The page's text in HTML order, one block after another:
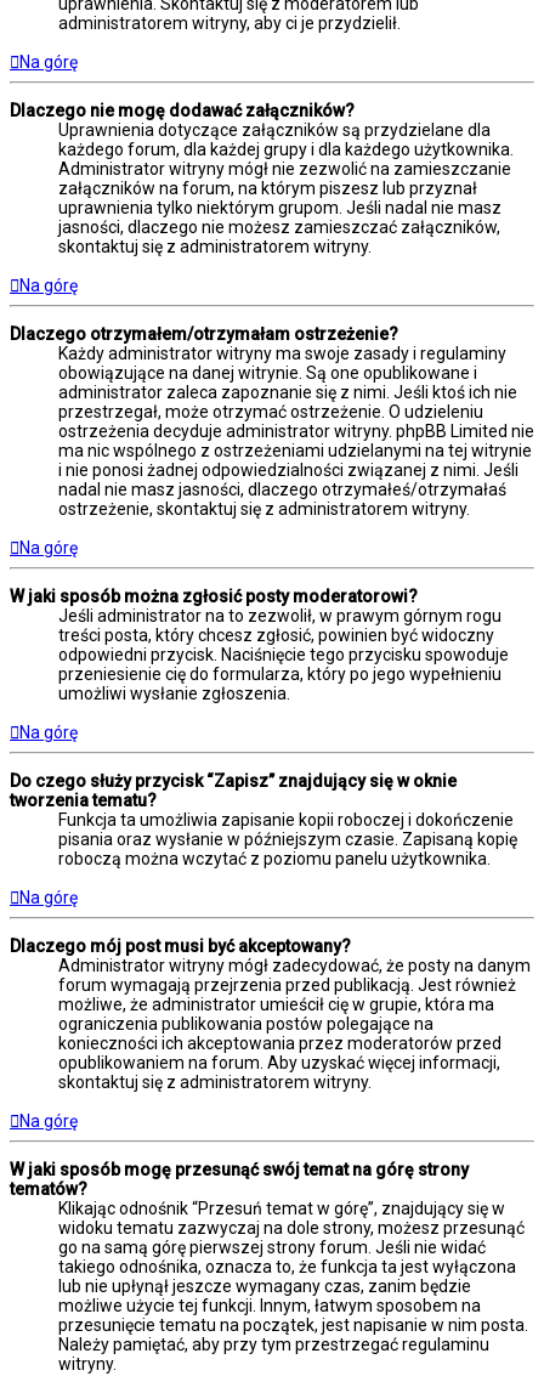
uprawnienia. Skontaktuj się z moderatorem lub
administratorem witryny, aby ci je przydzielił.
Na górę
Dlaczego nie mogę dodawać załączników?
Uprawnienia dotyczące załączników są przydzielane dla
każdego forum, dla każdej grupy i dla każdego użytkownika.
Administrator witryny mógł nie zezwolić na zamieszczanie
załączników na forum, na którym piszesz lub przyznał
uprawnienia tylko niektórym grupom. Jeśli nadal nie masz
jasności, dlaczego nie możesz zamieszczać załączników,
skontaktuj się z administratorem witryny.
Na górę
Dlaczego otrzymałem/otrzymałam ostrzeżenie?
Każdy administrator witryny ma swoje zasady i regulaminy
obowiązujące na danej witrynie. Są one opublikowane i
administrator zaleca zapoznanie się z nimi. Jeśli ktoś ich nie
przestrzegał, może otrzymać ostrzeżenie. O udzieleniu
ostrzeżenia decyduje administrator witryny. phpBB Limited nie
ma nic wspólnego z ostrzeżeniami udzielanymi na tej witrynie
i nie ponosi żadnej odpowiedzialności związanej z nimi. Jeśli
nadal nie masz jasności, dlaczego otrzymałeś/otrzymałaś
ostrzeżenie, skontaktuj się z administratorem witryny.
Na górę
W jaki sposób można zgłosić posty moderatorowi?
Jeśli administrator na to zezwolił, w prawym górnym rogu
treści posta, który chcesz zgłosić, powinien być widoczny
odpowiedni przycisk. Naciśnięcie tego przycisku spowoduje
przeniesienie cię do formularza, który po jego wypełnieniu
umożliwi wysłanie zgłoszenia.
Na górę
Do czego służy przycisk “Zapisz” znajdujący się w oknie
tworzenia tematu?
Funkcja ta umożliwia zapisanie kopii roboczej i dokończenie
pisania oraz wysłanie w późniejszym czasie. Zapisaną kopię
roboczą można wczytać z poziomu panelu użytkownika.
Na górę
Dlaczego mój post musi być akceptowany?
Administrator witryny mógł zadecydować, że posty na danym
forum wymagają przejrzenia przed publikacją. Jest również
możliwe, że administrator umieścił cię w grupie, która ma
ograniczenia publikowania postów polegające na
konieczności ich akceptowania przez moderatorów przed
opublikowaniem na forum. Aby uzyskać więcej informacji,
skontaktuj się z administratorem witryny.
Na górę
W jaki sposób mogę przesunąć swój temat na górę strony
tematów?
Klikając odnośnik “Przesuń temat w górę”, znajdujący się w
widoku tematu zazwyczaj na dole strony, możesz przesunąć
go na samą górę pierwszej strony forum. Jeśli nie widać
takiego odnośnika, oznacza to, że funkcja ta jest wyłączona
lub nie upłynął jeszcze wymagany czas, zanim będzie
możliwe użycie tej funkcji. Innym, łatwym sposobem na
przesunięcie tematu na początek, jest napisanie w nim posta.
Należy pamiętać, aby przy tym przestrzegać regulaminu
witryny.